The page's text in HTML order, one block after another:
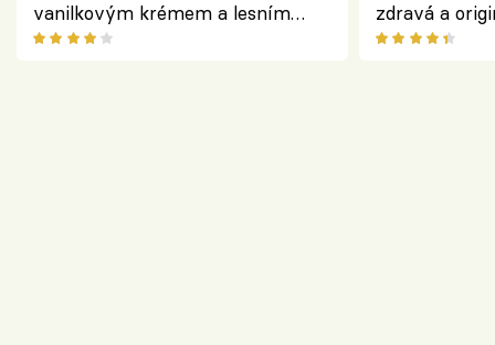
vanilkovým krémem a lesním
ovocem podle Bread Society
zdravá a
klasiky